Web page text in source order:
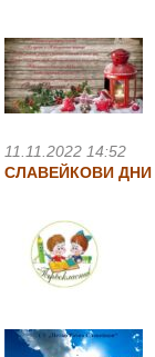
11.11.2022 14:52
СЛАВЕЙКОВИ ДНИ